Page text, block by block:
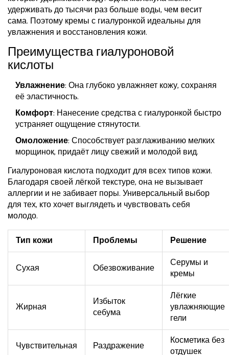
удерживать до тысячи раз больше воды, чем весит
сама. Поэтому кремы с гиалуронкой идеальны для
увлажнения и восстановления кожи.
Преимущества гиалуроновой
кислоты
Увлажнение: Она глубоко увлажняет кожу, сохраняя
её эластичность.
Комфорт: Нанесение средства с гиалуронкой быстро
устраняет ощущение стянутости.
Омоложение: Способствует разглаживанию мелких
морщинок, придаёт лицу свежий и молодой вид.
Гиалуроновая кислота подходит для всех типов кожи.
Благодаря своей лёгкой текстуре, она не вызывает
аллергии и не забивает поры. Универсальный выбор
для тех, кто хочет выглядеть и чувствовать себя
молодо.
Тип кожи
Проблемы
Решение
Сухая
Обезвоживание
Серумы и
кремы
Жирная
Избыток
себума
Лёгкие
увлажняющие
гели
Чувствительная
Раздражение
Косметика без
отдушек